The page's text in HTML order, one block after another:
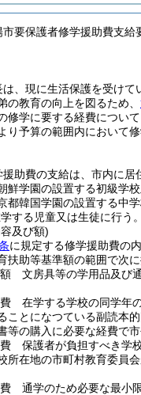
市要保護者修学援助費支給
は、現に生活保護を受けて
の教育の向上を図るため、
修学に要する経費につい
り予算の範囲内において
援助費の支給は、市内に居
鮮学園の設置する初級学
都韓国学園の設置する中
する児童又は生徒に行う。
及び額)
に規定する修学援助費の
扶助等基準額の範囲で次に
文房具等の学用品及び
在学する学校の同学年
ことになつている副読本
等の購入に必要な経費で
保護者が負担すべき学校
所在地の市町村教育委員
通学のため必要な最小